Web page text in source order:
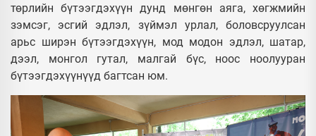
төрлийн бүтээгдэхүүн дунд мөнгөн аяга, хөгжмийн
зэмсэг, эсгий эдлэл, зүймэл урлал, боловсруулсан
арьс ширэн бүтээгдэхүүн, мод модон эдлэл, шатар,
дээл, монгол гутал, малгай бүс, ноос ноолууран
бүтээгдэхүүнүүд багтсан юм.